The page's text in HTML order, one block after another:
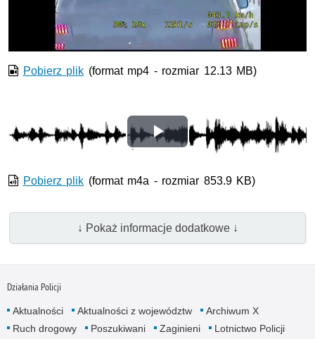
wideo
Pobierz plik (format mp4 - rozmiar 12.13 MB)
Odtwórz
wideo
Pobierz plik (format m4a - rozmiar 853.9 KB)
↓ Pokaż informacje dodatkowe ↓
Działania Policji
Aktualności Aktualności z województw
Archiwum X
Ruch drogowy
Poszukiwani Zaginieni
Lotnictwo Policji